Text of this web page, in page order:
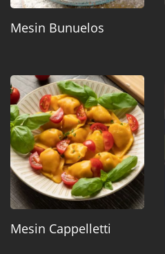
Mesin Bunuelos
Mesin Cappelletti